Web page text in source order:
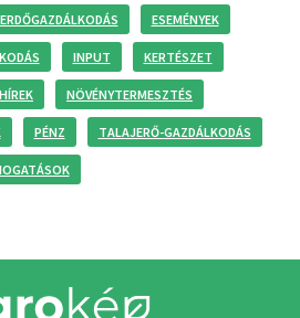
ERDŐGAZDÁLKODÁS ESEMÉNYEK
INPUT KERTÉSZET
NÖVÉNYTERMESZTÉS
PÉNZ TALAJERŐ-GAZDÁLKODÁS